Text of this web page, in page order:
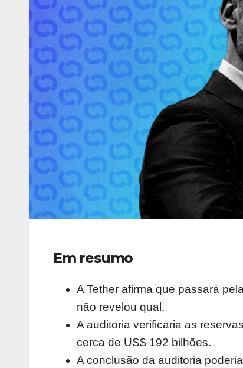
Em resumo
A Tether afirma que passará
não revelou qual.
A auditoria verificaria as
cerca de US$ 192 bilhões.
A conclusão da auditoria